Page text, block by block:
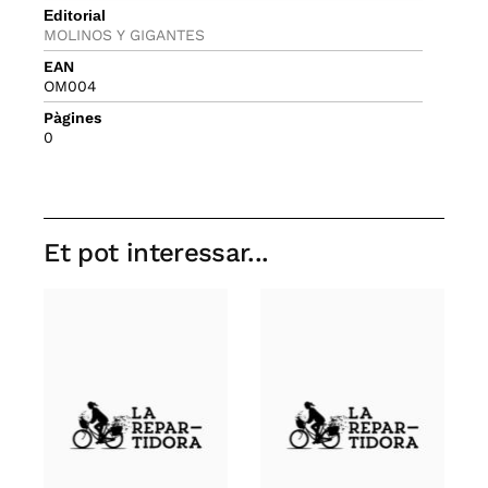
Editorial
MOLINOS Y GIGANTES
EAN
OM004
Pàgines
0
Et pot interessar...